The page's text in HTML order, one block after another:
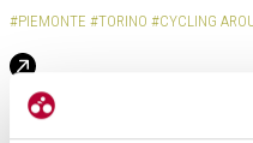
#PIEMONTE #TORINO #CYCLING